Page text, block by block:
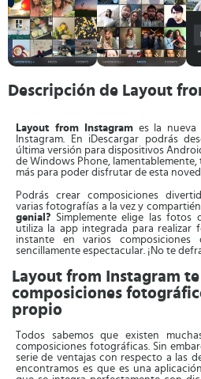
Descripción de Layout
Layout from Instagram es la nueva
Instagram. En iDescargar podrás
última versión para dispositivos
de Windows Phone,
más para poder disfrutar de esta
Podrás crear composiciones
varias fotografías a la vez y
genial? Simplemente elige las
utiliza la app integrada para realizar
instante en varios composiciones
sencillamente espectacular. ¡No te
Layout from Instagram
composiciones
propio
Todos sabemos que existen
composiciones fotográficas. Sin
serie de ventajas con respecto a las
encontramos es que es una